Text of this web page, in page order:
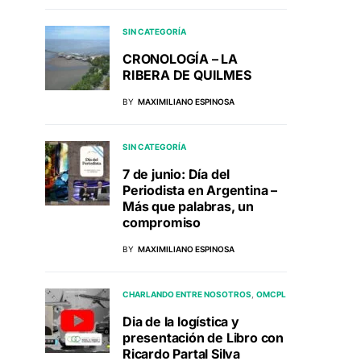
SIN CATEGORÍA
CRONOLOGÍA – LA
RIBERA DE QUILMES
BY MAXIMILIANO ESPINOSA
SIN CATEGORÍA
7 de junio: Día del
Periodista en Argentina –
Más que palabras, un
compromiso
BY MAXIMILIANO ESPINOSA
CHARLANDO ENTRE NOSOTROS OMCPL
Dia de la logística y
presentación de Libro con
Ricardo Partal Silva